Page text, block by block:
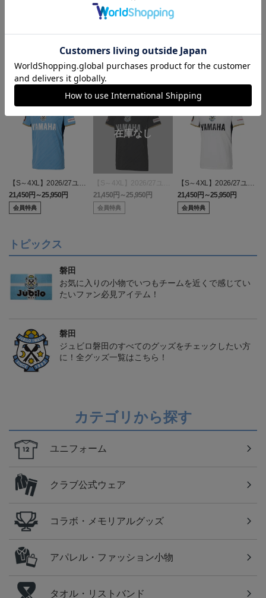
【S～4XL】2026/27ユニ
フォーム オーセンティッ
クモデル:FP1st
21,450円～25,950円
会員特典
【S～4XL】2026/27ユニ
フォーム オーセンティッ
クモデル:GK
21,450円～25,950円
会員特典
【S～4XL】2026/27ユニ
フォーム オーセンティッ
クモデル:FP2nd
21,450円～25,950円
会員特典
トピックス
磐田
お気に入りの小物でいつもチームを近くで感じてい
たいファン必見アイテム！
磐田
ジュビロ磐田のすべてのグッズをチェックしたい方
に！全グッズ一覧はこちら！
カテゴリから探す
ユニフォーム
クラブ公式ウェア
コラボ・メモリアルグッズ
アパレル・ファッション小物
タオル・リストバンド